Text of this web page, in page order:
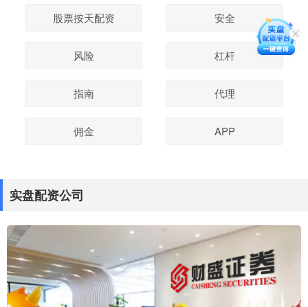
股票按天配资 安全
风险 杠杆
指南 代理
佣金 APP
实盘配资公司